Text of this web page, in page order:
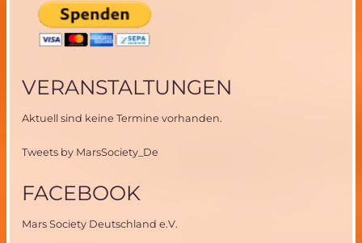
VERANSTALTUNGEN
Aktuell sind keine Termine vorhanden.
Tweets by MarsSociety_De
FACEBOOK
Mars Society Deutschland e.V.